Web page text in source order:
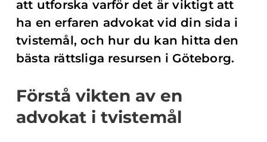
att utforska varför det är viktigt att
ha en erfaren advokat vid din sida i
tvistemål, och hur du kan hitta den
bästa rättsliga resursen i Göteborg.
Förstå vikten av en
advokat i tvistemål